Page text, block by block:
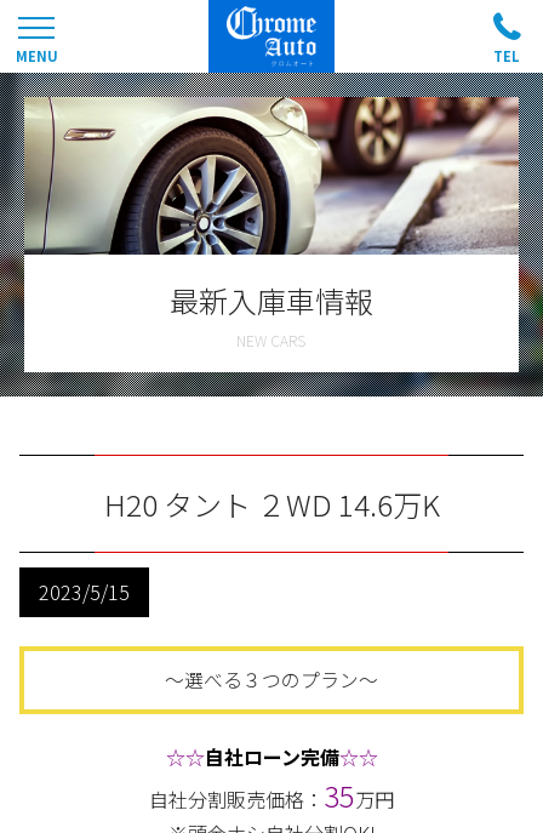
最新入庫車情報
H20 タント ２WD 14.6万K
2023/5/15
～選べる３つのプラン～
☆☆自社ローン完備☆☆
自社分割販売価格： 35万円